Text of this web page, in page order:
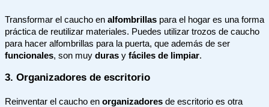
Transformar el caucho en alfombrillas para el hogar es una forma
práctica de reutilizar materiales. Puedes utilizar trozos de caucho
para hacer alfombrillas para la puerta, que además de ser
funcionales, son muy duras y fáciles de limpiar.
3. Organizadores de escritorio
Reinventar el caucho en organizadores de escritorio es otra